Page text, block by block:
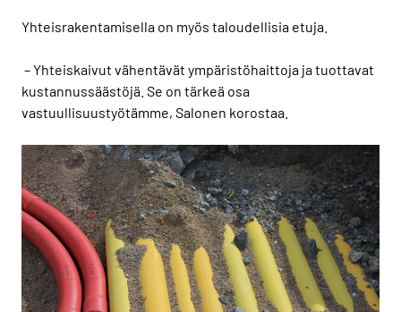
Yhteisrakentamisella on myös taloudellisia etuja.
– Yhteiskaivut vähentävät ympäristöhaittoja ja tuottavat
kustannussäästöjä. Se on tärkeä osa
vastuullisuustyötämme, Salonen korostaa.